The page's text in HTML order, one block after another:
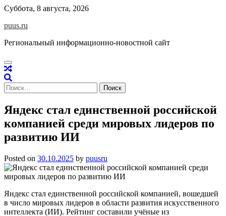
Skip
content
Суббота, 8 августа, 2026
puus.ru
Региональный информационно-новостной сайт
Найти:
Яндекс стал единственной российской
компанией среди мировых лидеров по
развитию ИИ
Posted on 30.10.2025 by puusru
Яндекс стал единственной российской компанией, вошедшей
в число мировых лидеров в области развития искусственного
интеллекта (ИИ). Рейтинг составили учёные из